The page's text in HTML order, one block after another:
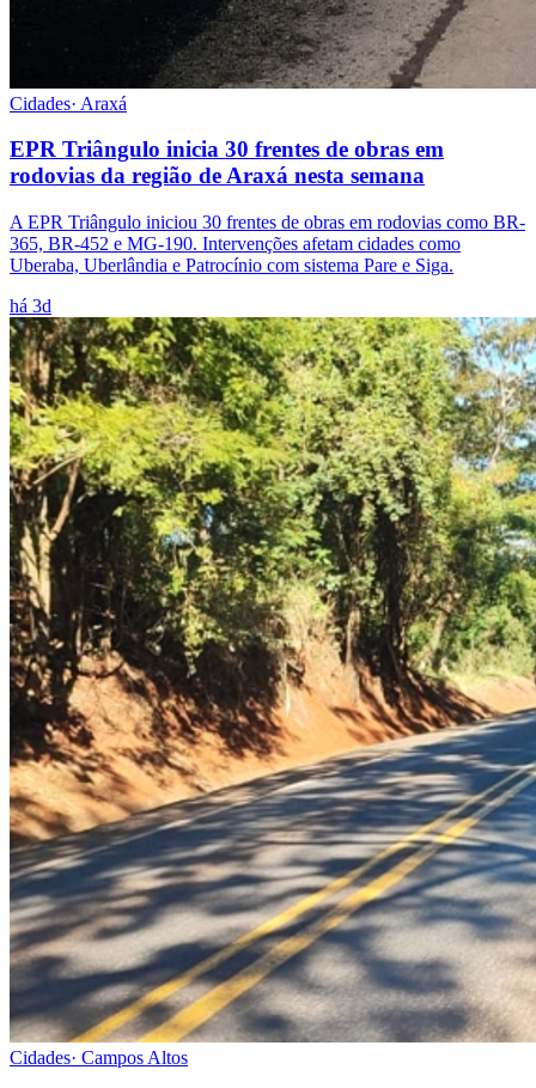
Cidades· Araxá
EPR Triângulo inicia 30 frentes de obras em
rodovias da região de Araxá nesta semana
A EPR Triângulo iniciou 30 frentes de obras em rodovias como BR-
365, BR-452 e MG-190. Intervenções afetam cidades como
Uberaba, Uberlândia e Patrocínio com sistema Pare e Siga.
há 3d
Cidades· Campos Altos